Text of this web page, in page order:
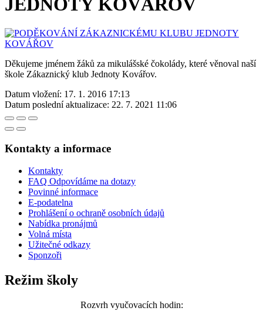
JEDNOTY KOVÁŘOV
Děkujeme jménem žáků za mikulášské čokolády, které věnoval naší
škole Zákaznický klub Jednoty Kovářov.
Datum vložení: 17. 1. 2016 17:13
Datum poslední aktualizace: 22. 7. 2021 11:06
Kontakty a informace
Kontakty
FAQ Odpovídáme na dotazy
Povinné informace
E-podatelna
Prohlášení o ochraně osobních údajů
Nabídka pronájmů
Volná místa
Užitečné odkazy
Sponzoři
Režim školy
Rozvrh vyučovacích hodin: